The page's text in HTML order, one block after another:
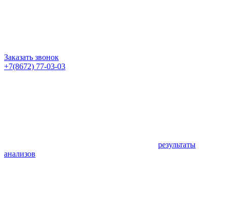
Заказать звонок
+7(8672) 77-03-03
результаты
анализов